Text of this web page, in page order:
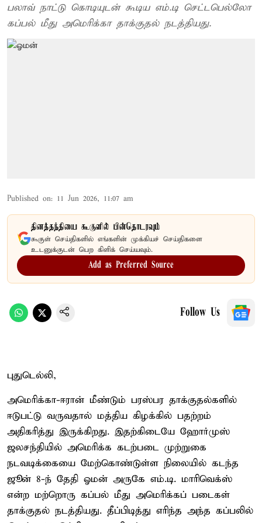
பலாவ் நாட்டு கொடியுடன் கூடிய எம்.டி செட்டபெல்லோ
கப்பல் மீது அமெரிக்கா தாக்குதல் நடத்தியது.
Published on: 11 Jun 2026, 11:07 am
தினத்தந்தியை கூகுளில் பின்தொடரவும்
கூகுள் செய்திகளில் எங்களின் முக்கியச் செய்திகளை
உடனுக்குடன் பெற கிளிக் செய்யவும்.
Add as Preferred Source
Follow Us
புதுடெல்லி,
அமெரிக்கா-ஈரான் மீண்டும் பரஸ்பர தாக்குதல்களில்
ஈடுபட்டு வருவதால் மத்திய கிழக்கில் பதற்றம்
அதிகரித்து இருக்கிறது. இதற்கிடையே ஹோர்முஸ்
ஜலசந்தியில் அமெரிக்க கடற்படை முற்றுகை
நடவடிக்கையை மேற்கொண்டுள்ள நிலையில் கடந்த
ஜூன் 8-ந் தேதி ஓமன் அருகே எம்.டி. மாரிவெக்ஸ்
என்ற மற்றொரு கப்பல் மீது அமெரிக்கப் படைகள்
தாக்குதல் நடத்தியது. தீப்பிடித்து எரிந்த அந்த கப்பலில்